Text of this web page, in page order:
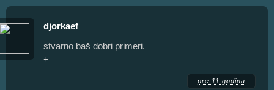
djorkaef
stvarno baš dobri primeri.
+
pre 11 godina